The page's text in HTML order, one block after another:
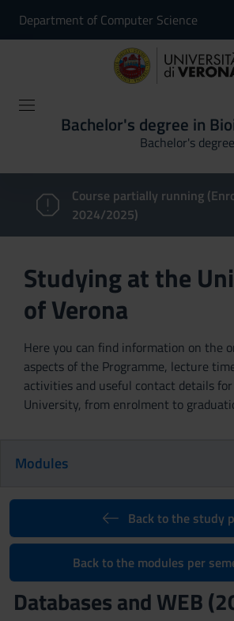
Department of Computer Science
Bachelor's degree in
Bachelor's degree
Course partially running
2024/2025)
Studying at the
of Verona
Here you can find information on the
aspects of the Programme, lecture
activities and useful contact details
University, from enrolment to
Modules
Back to the study
Back to the modules per
Databases and WEB